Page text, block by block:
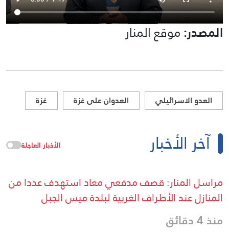
المصدر:موقع المنار
العدو الاسرائيلي العدوان على غزة غزة
آخر الأخبار الأخبار العاجلة
مراسل المنار: قصف مدفعي معاد استهدف عددا من
المنازل عند الأطراف الغربية لبلدة ميس الجبل
منذ 4 دقائق